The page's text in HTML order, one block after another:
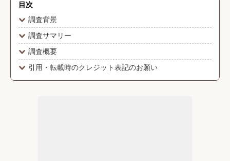
目次
調査背景
調査サマリー
調査概要
引用・転載時のクレジット表記のお願い